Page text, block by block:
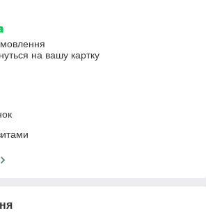
на вашу картку